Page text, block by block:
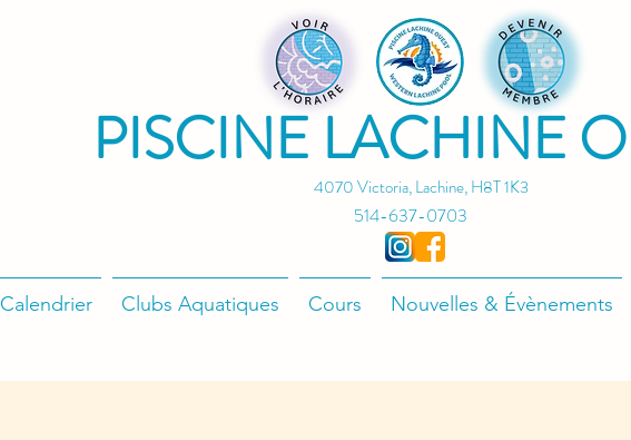
4070 Victoria, Lachine, H8T 1K3
PISCINE LACHINE
514-637-0703
Calendrier Clubs Aquatiques Cours Nouvelles & Évènements